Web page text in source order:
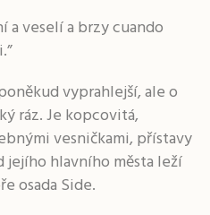
a veselí a brzy cuando
vyprahlejší, ale o
ráz. Je kopcovitá,
vesničkami, přístavy
jejího hlavního města leží
osada Side.